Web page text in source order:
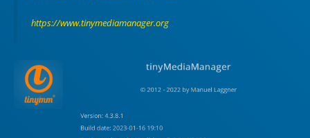
https://www.tinymediamanager.org